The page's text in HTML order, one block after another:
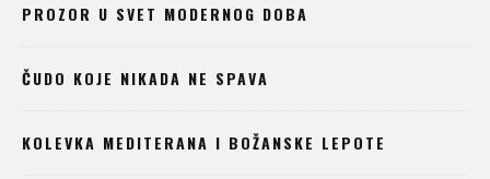
PROZOR U SVET MODERNOG DOBA
ČUDO KOJE NIKADA NE SPAVA
KOLEVKA MEDITERANA I BOŽANSKE LEPOTE